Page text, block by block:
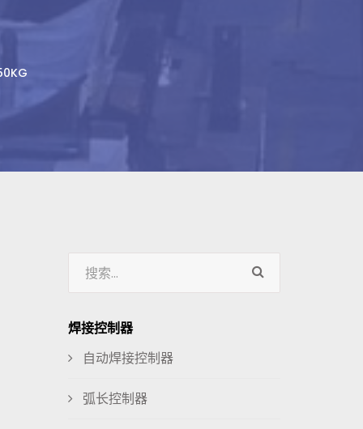
焊接控制器
自动焊接控制器
弧长控制器